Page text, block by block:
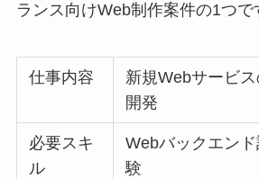
ランス向けWeb制作案件の1つで
仕事内容
新規Webサービ
開発
必要スキ
ル
Webバックエン
験